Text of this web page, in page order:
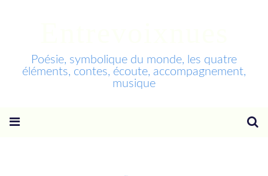
Poésie, symbolique du monde, les quatre
éléments, contes, écoute, accompagnement,
musique